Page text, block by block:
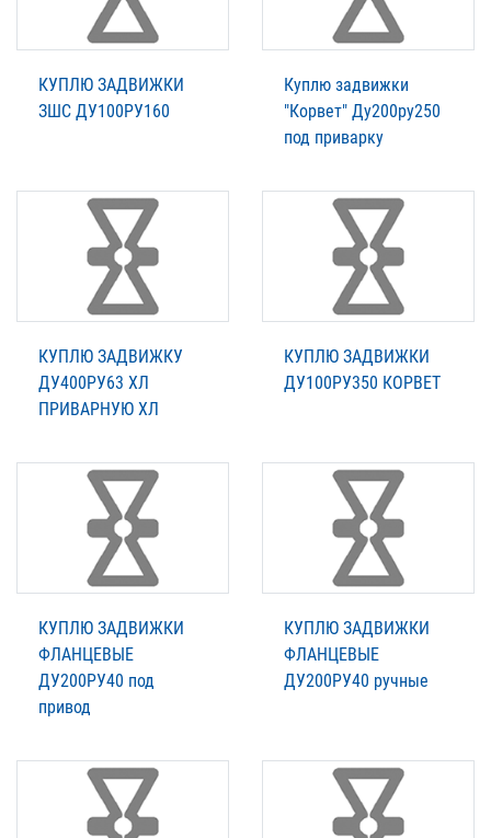
КУПЛЮ ЗАДВИЖКИ
ЗШС ДУ100РУ160
Куплю задвижки
"Корвет" Ду200ру250
под приварку
КУПЛЮ ЗАДВИЖКУ
ДУ400РУ63 ХЛ
ПРИВАРНУЮ ХЛ
КУПЛЮ ЗАДВИЖКИ
ДУ100РУ350 КОРВЕТ
КУПЛЮ ЗАДВИЖКИ
ФЛАНЦЕВЫЕ
ДУ200РУ40 под
привод
КУПЛЮ ЗАДВИЖКИ
ФЛАНЦЕВЫЕ
ДУ200РУ40 ручные